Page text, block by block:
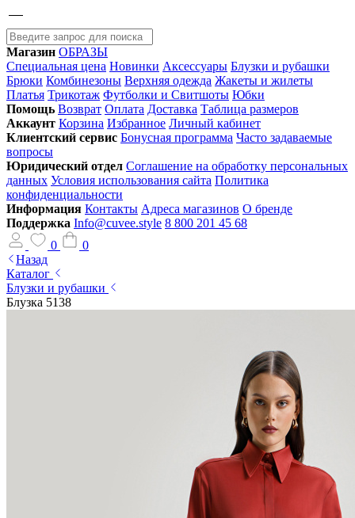
Магазин ОБРАЗЫ
Специальная цена Новинки Аксессуары Блузки и рубашки
Брюки Комбинезоны Верхняя одежда Жакеты и жилеты
Платья Трикотаж Футболки и Свитшоты Юбки
Помощь Возврат Оплата Доставка Таблица размеров
Аккаунт Корзина Избранное Личный кабинет
Клиентский сервис Бонусная программа Часто задаваемые
вопросы
Юридический отдел Соглашение на обработку персональных
данных Условия использования сайта Политика
конфиденциальности
Информация Контакты Адреса магазинов О бренде
Поддержка Info@cuvee.style 8 800 201 45 68
0
0
Назад
Каталог
Блузки и рубашки
Блузка 5138